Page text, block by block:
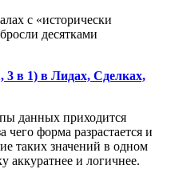
с «исторически
десятками
3 в 1) в Лидах, Сделках,
данных приходится
чего форма разрастается и
таких значений в одном
аккуратнее и логичнее.